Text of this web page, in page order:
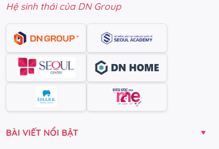
Hệ sinh thái của DN Group
BÀI VIẾT NỔI BẬT